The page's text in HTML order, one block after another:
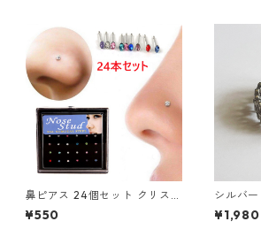
鼻ピアス 24個セット クリスタ
ル 鼻ピ 新品 ボディピアス ア
クセサリー レディース メンズ
¥550
シルバ
ローバ
幸運のお
¥1,980